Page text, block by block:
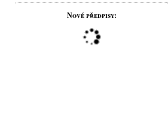
Nové předpisy: